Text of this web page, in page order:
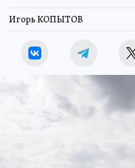
Игорь КОПЫТОВ